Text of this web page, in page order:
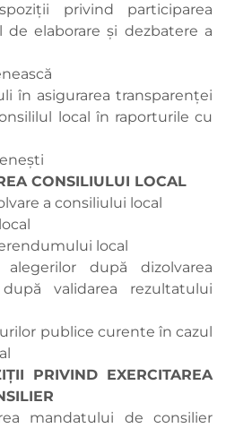
privind participarea
elaborare și dezbatere a
în asigurarea transparenței
local în raporturile cu
CONSILIULUI LOCAL
a consiliului local
local
după dizolvarea
validarea rezultatului
publice curente în cazul
PRIVIND EXERCITAREA
mandatului de consilier